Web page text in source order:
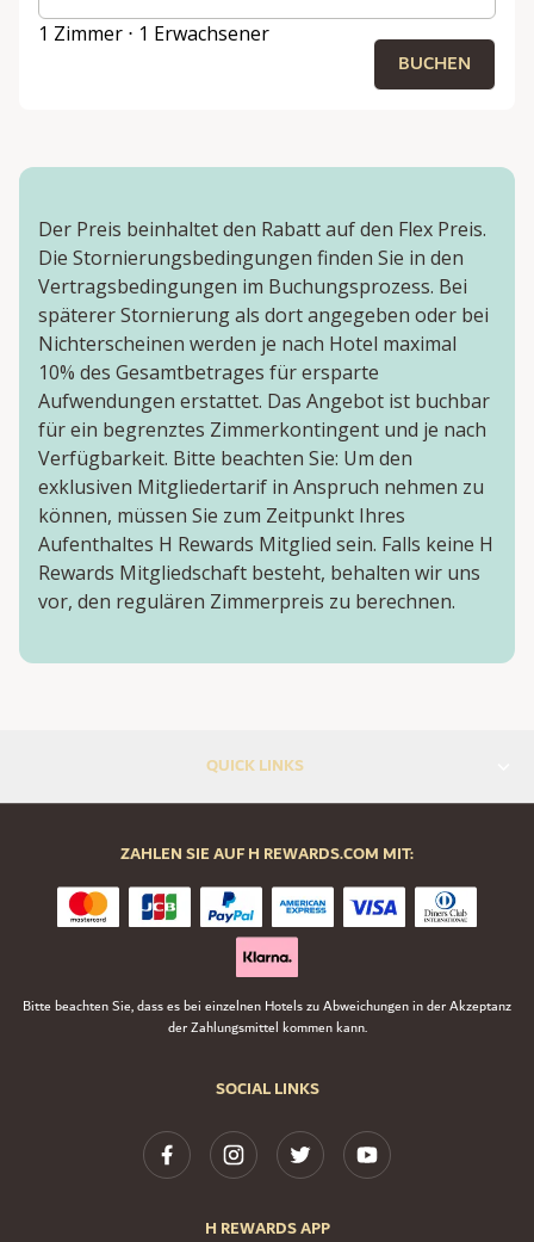
1 Zimmer ⋅ 1 Erwachsener
BUCHEN
Der Preis beinhaltet den Rabatt auf den Flex Preis.
Die Stornierungsbedingungen finden Sie in den
Vertragsbedingungen im Buchungsprozess. Bei
späterer Stornierung als dort angegeben oder bei
Nichterscheinen werden je nach Hotel maximal
10% des Gesamtbetrages für ersparte
Aufwendungen erstattet. Das Angebot ist buchbar
für ein begrenztes Zimmerkontingent und je nach
Verfügbarkeit. Bitte beachten Sie: Um den
exklusiven Mitgliedertarif in Anspruch nehmen zu
können, müssen Sie zum Zeitpunkt Ihres
Aufenthaltes H Rewards Mitglied sein. Falls keine H
Rewards Mitgliedschaft besteht, behalten wir uns
vor, den regulären Zimmerpreis zu berechnen.
QUICK LINKS
SOCIAL LINKS
H REWARDS APP
ZAHLEN SIE AUF H REWARDS.COM MIT:
Bitte beachten Sie, dass es bei einzelnen Hotels zu Abweichungen in der Akzeptanz
der Zahlungsmittel kommen kann.